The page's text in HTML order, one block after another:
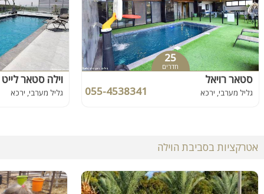
25
חדרים
סטאר רויאל
גליל מערבי, ירכא 055-4538341
וילה סטאר לייט
גליל מערבי, ירכא
אטרקציות בסביבת הוילה